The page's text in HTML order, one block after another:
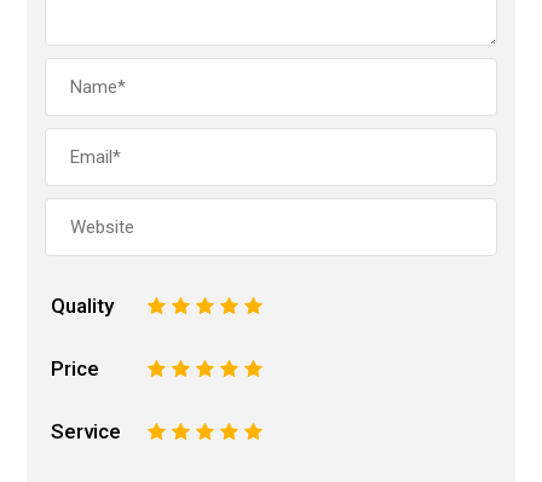
Quality 5
4
3
2
Price 5
4
3
2
Service 5
4
3
2